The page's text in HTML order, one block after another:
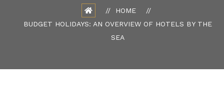
HOME
BUDGET HOLIDAYS: AN OVERVIEW OF HOTELS BY THE
SEA